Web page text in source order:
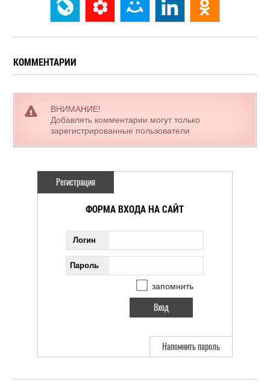
КОММЕНТАРИИ
ВНИМАНИЕ!
Добавлять комментарии могут только
зарегистрированные пользователи
Регистрация
ФОРМА ВХОДА НА САЙТ
Логин
Пароль
запомнить
Напомнить пароль